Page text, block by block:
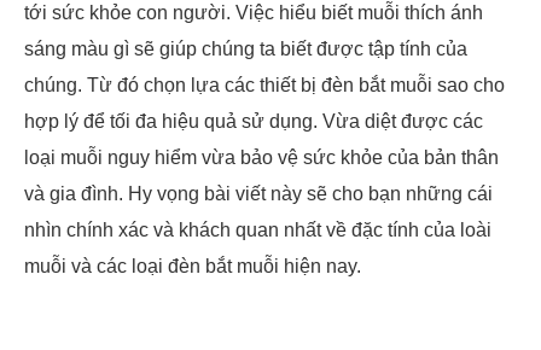
tới sức khỏe con người. Việc hiểu biết muỗi thích ánh
sáng màu gì sẽ giúp chúng ta biết được tập tính của
chúng. Từ đó chọn lựa các thiết bị đèn bắt muỗi sao cho
hợp lý để tối đa hiệu quả sử dụng. Vừa diệt được các
loại muỗi nguy hiểm vừa bảo vệ sức khỏe của bản thân
và gia đình. Hy vọng bài viết này sẽ cho bạn những cái
nhìn chính xác và khách quan nhất về đặc tính của loài
muỗi và các loại đèn bắt muỗi hiện nay.